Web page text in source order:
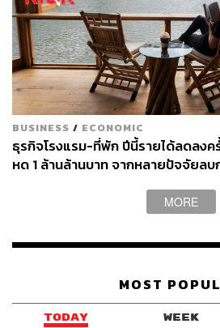
ในช่วงเวลากลางวัน แล้วค่อย
เล็กๆ ในมื้อเย็น
BUSINESS / ECONOMIC
ธุรกิจโรงแรม-ที่พัก ปีนี้รายได้ลดลงค
หด 1 ล้านล้านบาท จากหลายปัจจัยล
MORE
MOST
TODAY WEEK